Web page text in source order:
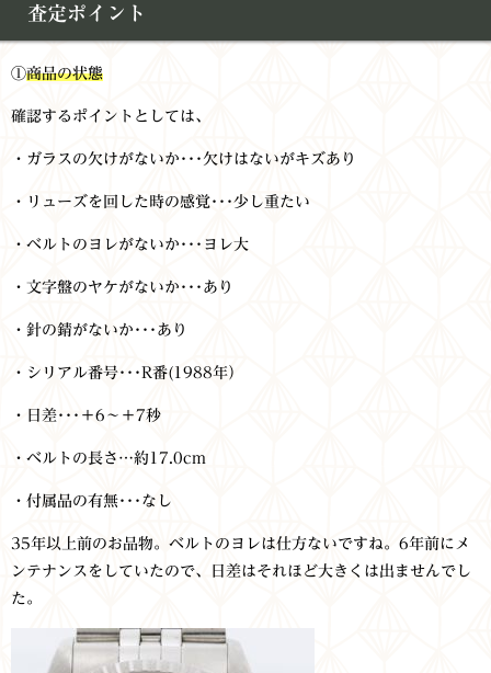
査定ポイント
①商品の状態
確認するポイントとしては、
・ガラスの欠けがないか･･･欠けはないがキズあり
・リューズを回した時の感覚･･･少し重たい
・ベルトのヨレがないか･･･ヨレ大
・文字盤のヤケがないか･･･あり
・針の錆がないか･･･あり
・シリアル番号･･･R番(1988年）
・日差･･･＋6～＋7秒
・ベルトの長さ…約17.0cm
・付属品の有無･･･なし
35年以上前のお品物。ベルトのヨレは仕方ないですね。6年前にメ
ンテナンスをしていたので、日差はそれほど大きくは出ませんでし
た。